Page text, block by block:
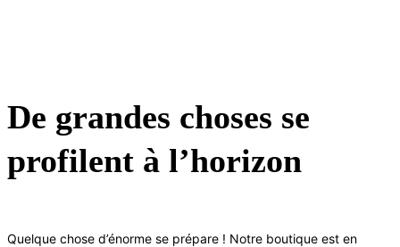
De grandes choses se
profilent à l’horizon
Quelque chose d’énorme se prépare ! Notre boutique est en